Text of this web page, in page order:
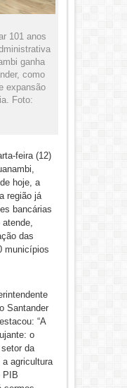
101 anos
ganha
como
expansão
Foto:
feira (12)
hoje, a
região já
bancárias
das
municípios
Santander
“A
o
da
agricultura
PIB